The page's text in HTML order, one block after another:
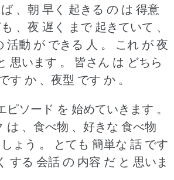
、朝 早く 起きる の は 得意
、夜 遅く まで 起きていて 、
動 が できる 人 。
これ が 夜
思います 。
皆さん は どちら
す か 、夜型 です か 。
ピソード を 始めていきます 。
は 、食べ物 、好きな 食べ物
ょう 。
とても 簡単な 話 です
する 会話 の 内容 だ と 思いま